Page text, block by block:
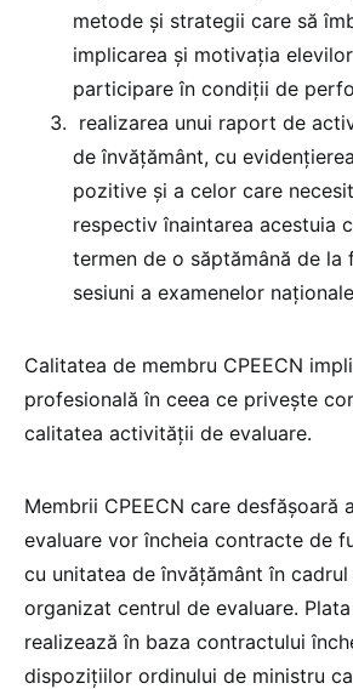
metode și strategii care să
implicarea și motivația
participare în condiții de
realizarea unui raport de
de învățământ, cu
pozitive și a celor care
respectiv înaintarea acestuia
termen de o săptămână de la
sesiuni a examenelor
Calitatea de membru CPEECN
profesională în ceea ce privește
calitatea activității de evaluare.
Membrii CPEECN care desfășoară
evaluare vor încheia contracte de
cu unitatea de învățământ în
organizat centrul de evaluare.
realizează în baza contractului
dispoziţiilor ordinului de ministru